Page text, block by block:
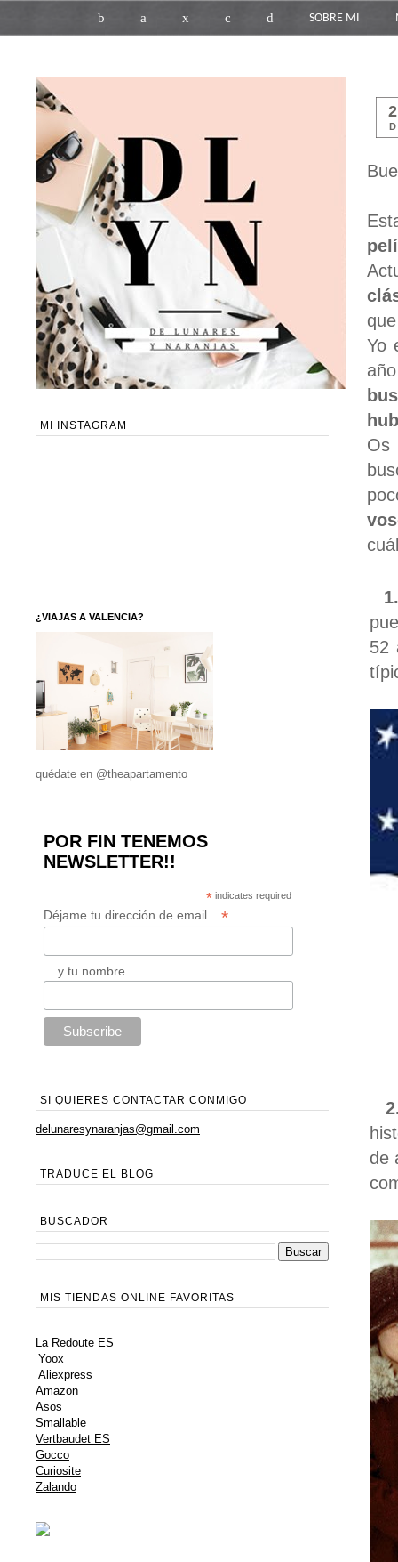
b a x c d SOBRE MI
Yo
Os
52
de
MI INSTAGRAM
¿VIAJAS A VALENCIA?
quédate en @theapartamento
POR FIN TENEMOS
NEWSLETTER!!
* indicates required
Déjame tu dirección de email... *
....y tu nombre
SI QUIERES CONTACTAR CONMIGO
delunaresynaranjas@gmail.com
TRADUCE EL BLOG
BUSCADOR
MIS TIENDAS ONLINE FAVORITAS
La Redoute ES
Yoox
Aliexpress
Amazon
Asos
Smallable
Vertbaudet ES
Gocco
Curiosite
Zalando